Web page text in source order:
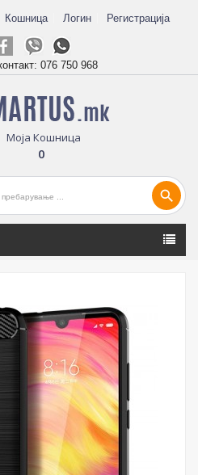
Кошница Логин Регистрација
076 750 968
Моја Кошница
0
search